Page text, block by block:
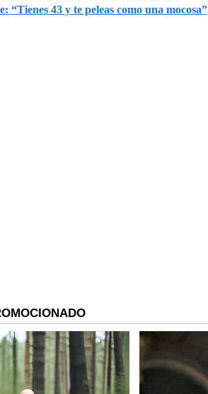
“Tienes 43 y te peleas como una mocosa”